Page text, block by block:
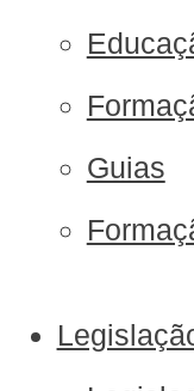
Guias